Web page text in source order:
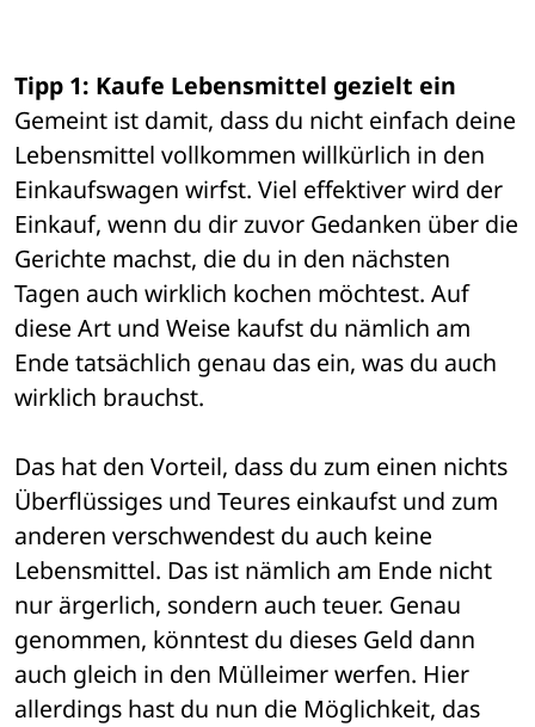
Tipp 1: Kaufe Lebensmittel gezielt ein
Gemeint ist damit, dass du nicht einfach deine
Lebensmittel vollkommen willkürlich in den
Einkaufswagen wirfst. Viel effektiver wird der
Einkauf, wenn du dir zuvor Gedanken über die
Gerichte machst, die du in den nächsten
Tagen auch wirklich kochen möchtest. Auf
diese Art und Weise kaufst du nämlich am
Ende tatsächlich genau das ein, was du auch
wirklich brauchst.
Das hat den Vorteil, dass du zum einen nichts
Überflüssiges und Teures einkaufst und zum
anderen verschwendest du auch keine
Lebensmittel. Das ist nämlich am Ende nicht
nur ärgerlich, sondern auch teuer. Genau
genommen, könntest du dieses Geld dann
auch gleich in den Mülleimer werfen. Hier
allerdings hast du nun die Möglichkeit, das